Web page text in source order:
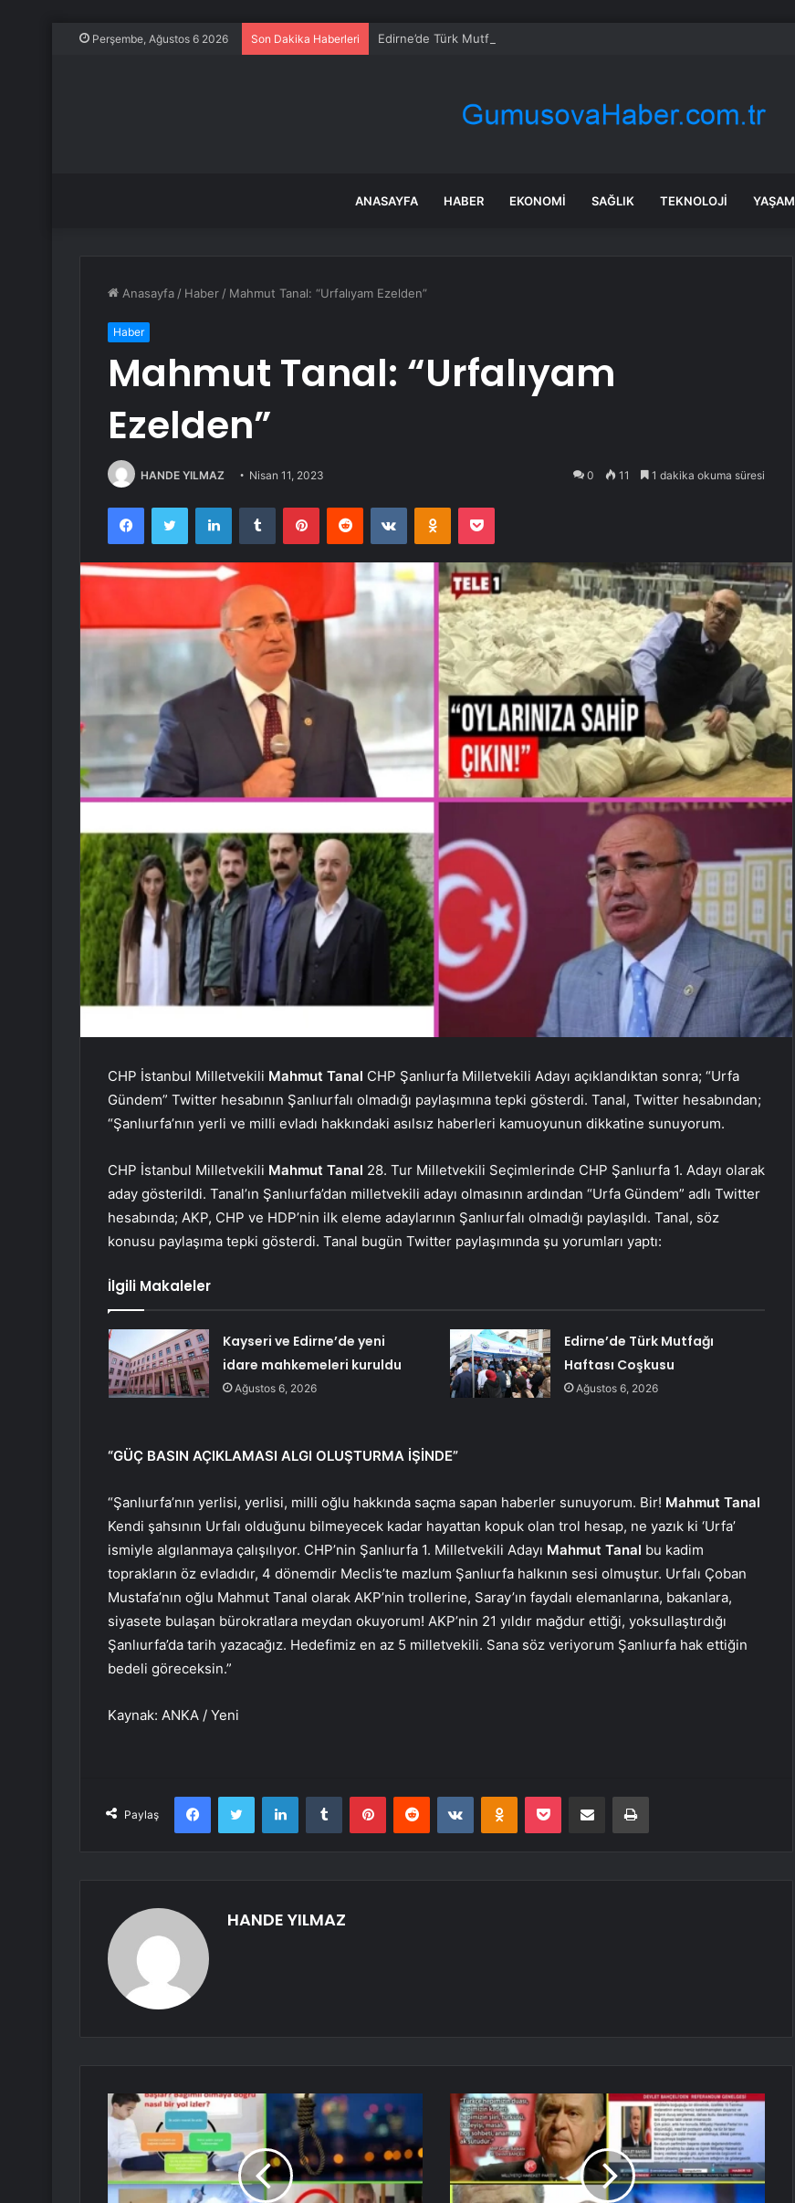
Perşembe, Ağustos 6 2026 Son Dakika Haberleri Edirne’de Türk Mutfağı Haftası Coşkusu
ANASAYFA HABER EKONOMI SAĞLIK TEKNOLOJI YAŞAM
Anasayfa / Haber / Mahmut Tanal: “Urfalıyam Ezelden”
Haber
Mahmut Tanal: “Urfalıyam
Ezelden”
HANDE YILMAZ Nisan 11, 2023 0 11 1 dakika okuma süresi
FacebookTwitter LinkedInTumblr PinterestReddit VKontakteOdnoklassniki
Pocket
CHP İstanbul Milletvekili Mahmut Tanal CHP Şanlıurfa Milletvekili Adayı açıklandıktan sonra; “Urfa
Gündem” Twitter hesabının Şanlıurfalı olmadığı paylaşımına tepki gösterdi. Tanal, Twitter hesabından;
“Şanlıurfa’nın yerli ve milli evladı hakkındaki asılsız haberleri kamuoyunun dikkatine sunuyorum.
CHP İstanbul Milletvekili Mahmut Tanal 28. Tur Milletvekili Seçimlerinde CHP Şanlıurfa 1. Adayı olarak
aday gösterildi. Tanal’ın Şanlıurfa’dan milletvekili adayı olmasının ardından “Urfa Gündem” adlı Twitter
hesabında; AKP, CHP ve HDP’nin ilk eleme adaylarının Şanlıurfalı olmadığı paylaşıldı. Tanal, söz
konusu paylaşıma tepki gösterdi. Tanal bugün Twitter paylaşımında şu yorumları yaptı:
İlgili Makaleler
Kayseri ve Edirne’de yeni
idare mahkemeleri kuruldu
Ağustos 6, 2026
Edirne’de Türk Mutfağı
Haftası Coşkusu
Ağustos 6, 2026
“GÜÇ BASIN AÇIKLAMASI ALGI OLUŞTURMA İŞİNDE”
“Şanlıurfa’nın yerlisi, yerlisi, milli oğlu hakkında saçma sapan haberler sunuyorum. Bir! Mahmut Tanal
Kendi şahsının Urfalı olduğunu bilmeyecek kadar hayattan kopuk olan trol hesap, ne yazık ki ‘Urfa’
ismiyle algılanmaya çalışılıyor. CHP’nin Şanlıurfa 1. Milletvekili Adayı Mahmut Tanal bu kadim
toprakların öz evladıdır, 4 dönemdir Meclis’te mazlum Şanlıurfa halkının sesi olmuştur. Urfalı Çoban
Mustafa’nın oğlu Mahmut Tanal olarak AKP’nin trollerine, Saray’ın faydalı elemanlarına, bakanlara,
siyasete bulaşan bürokratlara meydan okuyorum! AKP’nin 21 yıldır mağdur ettiği, yoksullaştırdığı
Şanlıurfa’da tarih yazacağız. Hedefimiz en az 5 milletvekili. Sana söz veriyorum Şanlıurfa hak ettiğin
bedeli göreceksin.”
Kaynak: ANKA / Yeni
Paylaş
FacebookTwitter LinkedInTumblr PinterestReddit VKontakteOdnoklassniki
Pocket E-Posta ile paylaş Yazdır
HANDE YILMAZ